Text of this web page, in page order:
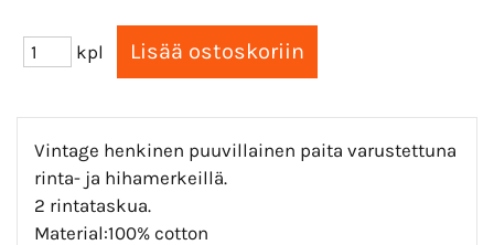
kpl
Vintage henkinen puuvillainen paita varustettuna
rinta- ja hihamerkeillä.
2 rintataskua.
Material:100% cotton